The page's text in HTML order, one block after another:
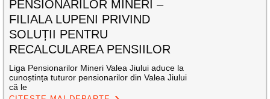
PENSIONARILOR MINERI –
FILIALA LUPENI PRIVIND
SOLUȚII PENTRU
RECALCULAREA PENSIILOR
Liga Pensionarilor Mineri Valea Jiului aduce la
cunoștința tuturor pensionarilor din Valea Jiului
că le